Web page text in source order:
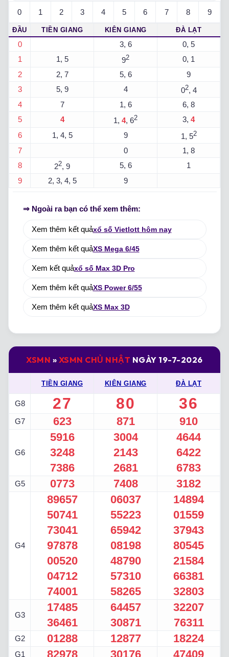
0 1 2 3 4 5 6 7 8 9
ĐẦU TIỀN GIANG KIÊN GIANG ĐÀ LẠT
0 3, 6
0, 5
1
1, 5 92
0, 1
2
2, 7 5, 6
9
3
5, 9 4 02, 4
4
7 1, 6
6, 8
5
4 1, 4, 62 3, 4
6
1, 4, 5 9 1, 52
7 0
1, 8
8
22, 9 5, 6
1
9
2, 3, 4, 5 9
⇒ Ngoài ra bạn có thể xem thêm:
Xem thêm kết quảxổ số Vietlott hôm nay
Xem thêm kết quảXS Mega 6/45
Xem kết quảxổ số Max 3D Pro
Xem thêm kết quảXS Power 6/55
Xem thêm kết quảXS Max 3D
XSMN » XSMN CHỦ NHẬT NGÀY 19-7-2026
TIỀN GIANG KIÊN GIANG ĐÀ LẠT
G8 27 80 36
G7 623 871 910
G6
5916
3248
7386
3004
2143
2681
4644
6422
6783
G5 0773 7408 3182
G4
89657
50741
73041
97878
00520
04712
74001
06037
55223
65942
08198
48790
57310
58265
14894
01559
37943
80545
21584
66381
32803
G3
17485
36461
64457
30871
32207
76311
G2 01288 12877 18224
G1 82978 30176 47409